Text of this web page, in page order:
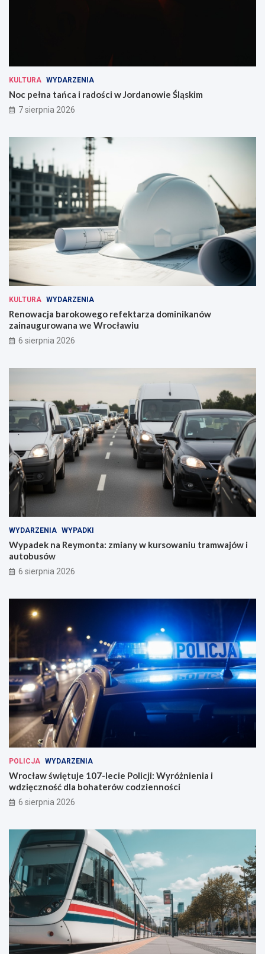
KULTURA WYDARZENIA
Noc pełna tańca i radości w Jordanowie Śląskim
7 sierpnia 2026
KULTURA WYDARZENIA
Renowacja barokowego refektarza dominikanów
zainaugurowana we Wrocławiu
6 sierpnia 2026
WYDARZENIA WYPADKI
Wypadek na Reymonta: zmiany w kursowaniu tramwajów i
autobusów
6 sierpnia 2026
POLICJA WYDARZENIA
Wrocław świętuje 107-lecie Policji: Wyróżnienia i
wdzięczność dla bohaterów codzienności
6 sierpnia 2026